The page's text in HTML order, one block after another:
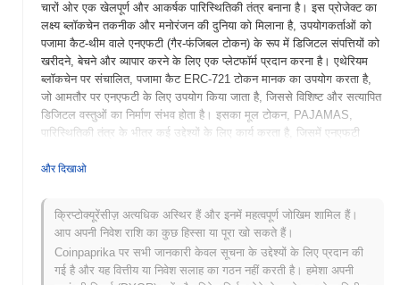
चारों ओर एक खेलपूर्ण और आकर्षक पारिस्थितिकी तंत्र बनाना है। इस प्रोजेक्ट का
लक्ष्य ब्लॉकचेन तकनीक और मनोरंजन की दुनिया को मिलाना है, उपयोगकर्ताओं को
पजामा कैट-थीम वाले एनएफटी (गैर-फंजिबल टोकन) के रूप में डिजिटल संपत्तियों को
खरीदने, बेचने और व्यापार करने के लिए एक प्लेटफॉर्म प्रदान करना है। एथेरियम
ब्लॉकचेन पर संचालित, पजामा कैट ERC-721 टोकन मानक का उपयोग करता है,
जो आमतौर पर एनएफटी के लिए उपयोग किया जाता है, जिससे विशिष्ट और सत्यापित
डिजिटल वस्तुओं का निर्माण संभव होता है। इसका मूल टोकन, PAJAMAS,
पारिस्थितिकी तंत्र के भीतर कई उद्देश्यों के लिए कार्य करता है, जिसमें एनएफटी
करना, और धारकों को प्रोजेक्ट के निर्णयों पर प्रभाव डालने की अनुमति देने वाले
और गेमिफिकेशन पर ध्यान केंद्रित करने के लिए अलग है, जिसमें ऐसे तत्व शामिल हैं
जो उपयोगकर्ता बातचीत और रचनात्मकता को प्रोत्साहित करते हैं। यह विशिष्ट
दृष्टिकोण इसे ब्लॉकचेन तकनीक और डिजिटल मनोरंजन के बढ़ते चौराहे में एक
महत्वपूर्ण खिलाड़ी के रूप में स्थापित करता है, जो क्रिप्टो उत्साही और संग्रहकर्ताओं
दोनों को आकर्षित करता है।
और दिखाओ
क्रिप्टोक्यूरेंसीज़ अत्यधिक अस्थिर हैं और इनमें महत्वपूर्ण जोखिम शामिल हैं।
आप अपनी निवेश राशि का कुछ हिस्सा या पूरा खो सकते हैं।
Coinpaprika पर सभी जानकारी केवल सूचना के उद्देश्यों के लिए प्रदान की
गई है और यह वित्तीय या निवेश सलाह का गठन नहीं करती है। हमेशा अपनी